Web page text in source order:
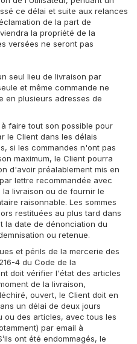
ce délai et suite aux relances
de la part de
la propriété de la
versées ne seront pas
seul lieu de livraison par
et même commande ne
en plusieurs adresses de
faire tout son possible pour
le Client dans les délais
si les commandes n'ont pas
maximum, le Client pourra
d'avoir préalablement mis en
lettre recommandée avec
livraison ou de fournir le
raisonnable. Les sommes
restituées au plus tard dans
la date de dénonciation du
ou retenue.
et périls de la mercerie des
4 du Code de la
doit vérifier l'état des articles
de la livraison,
ouvert, le Client doit en
un délai de deux jours
ou des articles, avec tous les
par email à
ont été endommagés, le